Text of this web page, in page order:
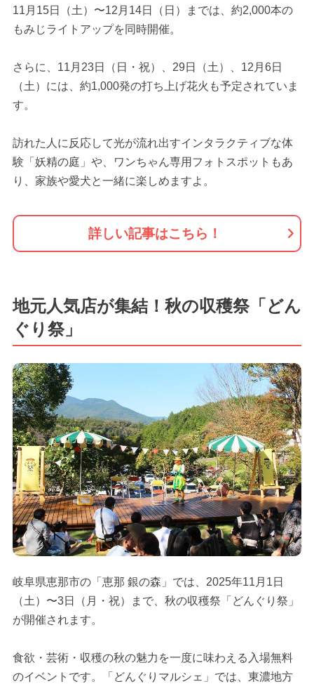
11月15日（土）〜12月14日（日）までは、約2,000本の
もみじライトアップを同時開催。
さらに、11月23日（日・祝）、29日（土）、12月6日
（土）には、約1,000発の打ち上げ花火も予定されていま
す。
訪れた人に反応して光が流れ出すインタラクティブな体
験「妖精の庭」や、ワンちゃん専用フォトスポットもあ
り、家族や愛犬と一緒に楽しめますよ。
詳しい記事はこちら！
地元人気店が集結！秋の収穫祭「どん
ぐり祭」
岐阜県恵那市の「恵那 銀の森」では、2025年11月1日
（土）〜3日（月・祝）まで、秋の収穫祭「どんぐり祭」
が開催されます。
食欲・芸術・収穫の秋の魅力を一度に味わえる入場無料
のイベントです。「どんぐりマルシェ」では、東濃地方